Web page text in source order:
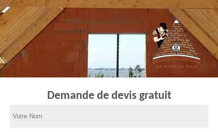
Demande de devis gratuit